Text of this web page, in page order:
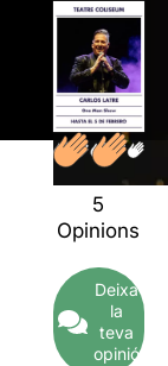
5
Opinions
Deixa
la
teva
opinió